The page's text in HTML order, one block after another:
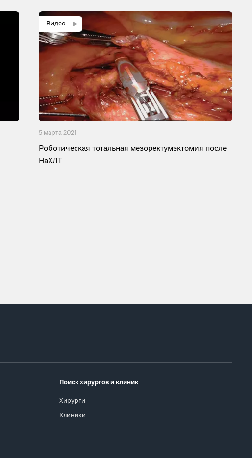
5 мартa 2021
Роботическая тотальная мезоректумэктомия после
НаХЛТ
Поиск хирургов и клиник
Хирурги
Клиники